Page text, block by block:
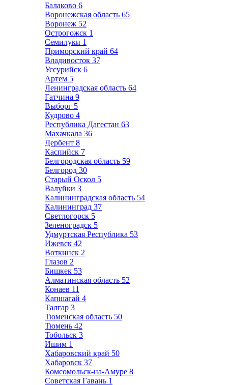
Балаково 6
Воронежская область 65
Воронеж 52
Острогожск 1
Семилуки 1
Приморский край 64
Владивосток 37
Уссурийск 6
Артем 5
Ленинградская область 64
Гатчина 9
Выборг 5
Кудрово 4
Республика Дагестан 63
Махачкала 36
Дербент 8
Каспийск 7
Белгородская область 59
Белгород 30
Старый Оскол 5
Валуйки 3
Калининградская область 54
Калининград 37
Светлогорск 5
Зеленоградск 5
Удмуртская Республика 53
Ижевск 42
Воткинск 2
Глазов 2
Бишкек 53
Алматинская область 52
Конаев 11
Капшагай 4
Талгар 3
Тюменская область 50
Тюмень 42
Тобольск 3
Ишим 1
Хабаровский край 50
Хабаровск 37
Комсомольск-на-Амуре 8
Советская Гавань 1